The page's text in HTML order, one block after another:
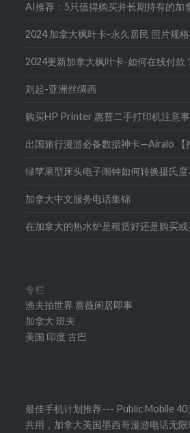
AI推荐：5只值得购买并长期持有的加
2024 加拿大枫叶卡-永久居民 照片规
2024更新加拿大枫叶卡-如何在线付款
刘起-亚洲丝绸画
购买HP Printer 惠普二手打印机注意
出国旅行漫游必备数据神卡—Airalo 【
绿苹果型床头电子闹钟如何转换摄氏度
加拿大中文服务电话集锦
在加拿大的热水炉是租赁好还是购买或
专栏
渔夫拍世界蔷薇闲居即事
加拿大 班夫
美国 印度 古巴
最佳手机计划推荐--- Public Mobile
共用，加拿大美国墨西哥漫游电话无